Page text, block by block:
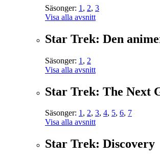
Säsonger: 1 , 2, 3
Visa alla avsnitt
Star Trek: Den
Säsonger: 1 , 2
Visa alla avsnitt
Star Trek: The Next
Säsonger: 1, 2, 3, 4, 5, 6, 7
Visa alla avsnitt
Star Trek: Discovery